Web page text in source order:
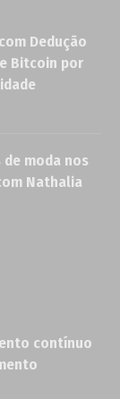
Dedução
Bitcoin por
de moda nos
Nathalia
contínuo